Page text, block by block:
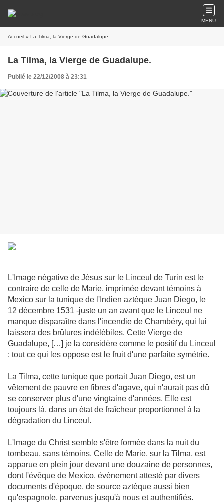
MENU
Accueil » La Tilma, la Vierge de Guadalupe.
La Tilma, la Vierge de Guadalupe.
Publié le 22/12/2008 à 23:31
L'Image négative de Jésus sur le Linceul de Turin est le
contraire de celle de Marie, imprimée devant témoins à
Mexico sur la tunique de l'Indien aztèque Juan Diego, le
12 décembre 1531 -juste un an avant que le Linceul ne
manque disparaître dans l'incendie de Chambéry, qui lui
laissera des brûlures indélébiles. Cette Vierge de
Guadalupe, […] je la considère comme le positif du Linceul
: tout ce qui les oppose est le fruit d'une parfaite symétrie.
La Tilma, cette tunique que portait Juan Diego, est un
vêtement de pauvre en fibres d'agave, qui n'aurait pas dû
se conserver plus d'une vingtaine d'années. Elle est
toujours là, dans un état de fraîcheur proportionnel à la
dégradation du Linceul.
L'Image du Christ semble s'être formée dans la nuit du
tombeau, sans témoins. Celle de Marie, sur la Tilma, est
apparue en plein jour devant une douzaine de personnes,
dont l'évêque de Mexico, événement attesté par divers
documents d'époque, de source aztèque aussi bien
qu'espagnole, parvenus jusqu'à nous et authentifiés.